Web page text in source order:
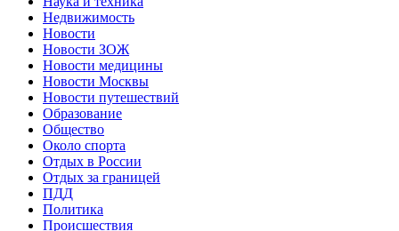
Недвижимость
Новости
Новости ЗОЖ
Новости медицины
Новости Москвы
Новости путешествий
Образование
Общество
Около спорта
Отдых в России
Отдых за границей
ПДД
Политика
Происшествия